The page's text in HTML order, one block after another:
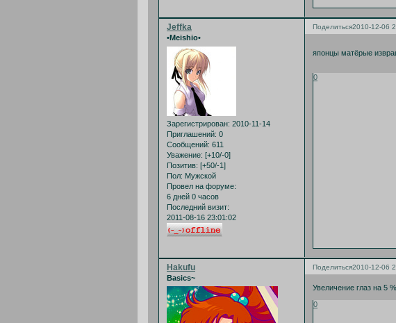
Поделиться2010-12-06
Jeffka
•Meishio•
Зарегистрирован: 2010-11-14
Приглашений: 0
Сообщений: 611
Уважение: [+10/-0]
Позитив: [+50/-1]
Пол: Мужской
Провел на форуме:
6 дней 0 часов
Последний визит:
2011-08-16 23:01:02
японцы матёрые
0
Поделиться2010-12-06
Hakufu
Basics~
Увеличение глаз на 5
0